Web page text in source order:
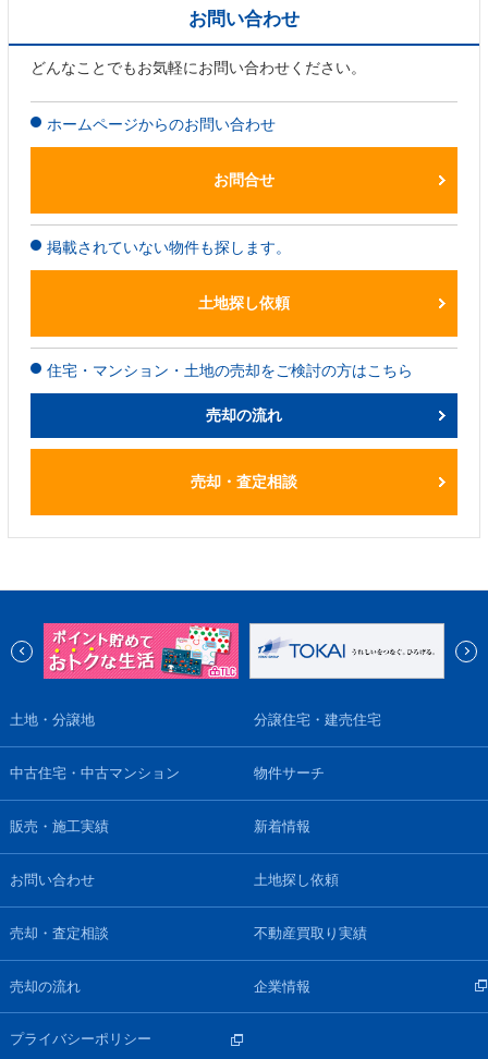
お問い合わせ
どんなことでもお気軽にお問い合わせください。
ホームページからのお問い合わせ
お問合せ
掲載されていない物件も探します。
土地探し依頼
住宅・マンション・土地の売却をご検討の方はこちら
売却の流れ
売却・査定相談
土地・分譲地 分譲住宅・建売住宅
中古住宅・中古マンション 物件サーチ
販売・施工実績 新着情報
お問い合わせ 土地探し依頼
売却・査定相談 不動産買取り実績
売却の流れ 企業情報
プライバシーポリシー